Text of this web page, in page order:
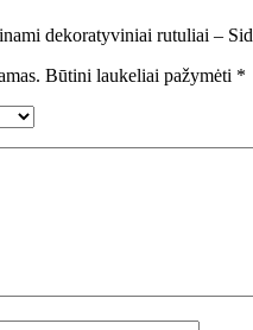
dekoratyviniai rutuliai –
Būtini laukeliai pažymėti *